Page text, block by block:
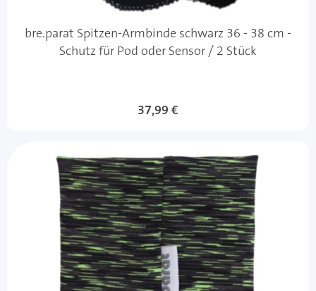
bre.parat Spitzen-Armbinde schwarz 36 - 38 cm -
Schutz für Pod oder Sensor / 2 Stück
37,99 €